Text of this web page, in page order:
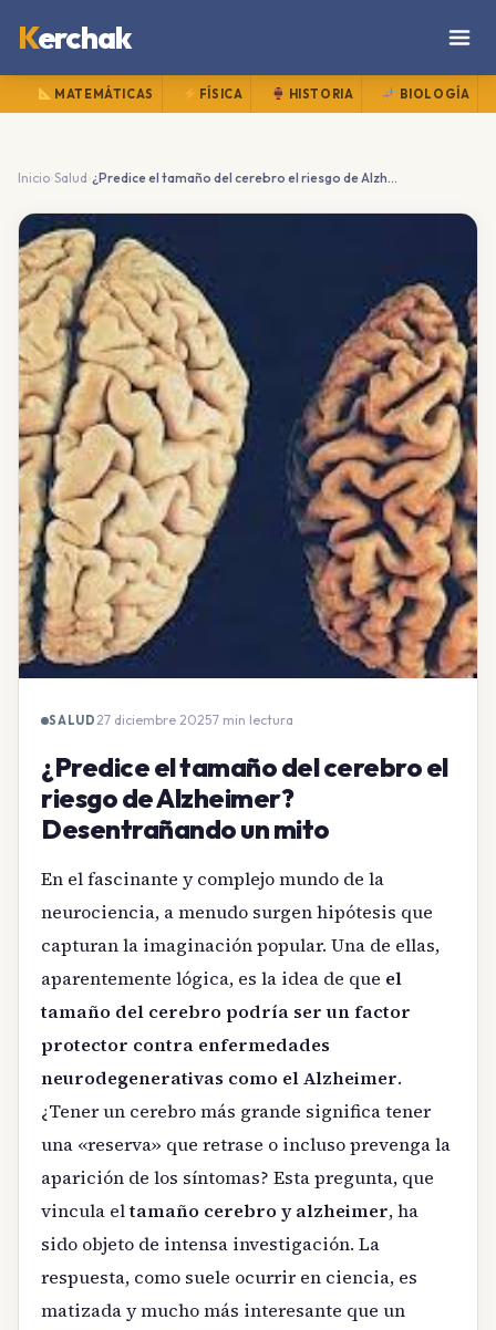
Kerchak
MATEMÁTICAS FÍSICA HISTORIA BIOLOGÍA
Inicio›Salud › ¿Predice el tamaño del cerebro el riesgo de Alzheimer? Desentrañando un mito
SALUD27 diciembre 2025·7 min lectura
¿Predice el tamaño del cerebro el
riesgo de Alzheimer?
Desentrañando un mito
En el fascinante y complejo mundo de la
neurociencia, a menudo surgen hipótesis que
capturan la imaginación popular. Una de ellas,
aparentemente lógica, es la idea de que el
tamaño del cerebro podría ser un factor
protector contra enfermedades
neurodegenerativas como el Alzheimer.
¿Tener un cerebro más grande significa tener
una «reserva» que retrase o incluso prevenga la
aparición de los síntomas? Esta pregunta, que
vincula eltamaño cerebro y alzheimer, ha
sido objeto de intensa investigación. La
respuesta, como suele ocurrir en ciencia, es
matizada y mucho más interesante que un